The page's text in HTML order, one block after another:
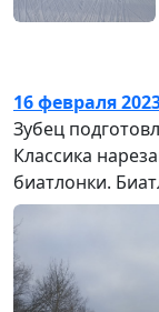
16 февраля
Зубец
Классика
биатлонки.